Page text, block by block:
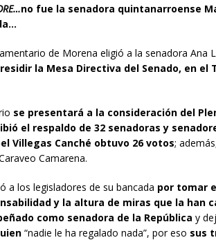
no fue la senadora quintanarroense
de Morena eligió a la senadora Ana
la Mesa Directiva del Senado, en el
se presentará a la consideración del
el respaldo de 32 senadoras y
Villegas Canché obtuvo 26 votos;
Camarena.
a los legisladores de su bancada por tomar
y la altura de miras que la han
como senadora de la República y
“nadie le ha regalado nada”, por eso sus